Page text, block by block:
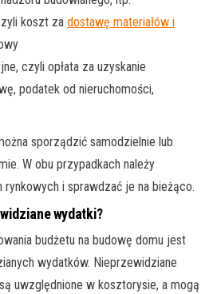
koszt za dostawę materiałów i
czyli opłata za uzyskanie
podatek od nieruchomości,
sporządzić samodzielnie lub
W obu przypadkach należy
i sprawdzać je na bieżąco.
wydatki?
budżetu na budowę domu jest
wydatków. Nieprzewidziane
uwzględnione w kosztorysie, a mogą